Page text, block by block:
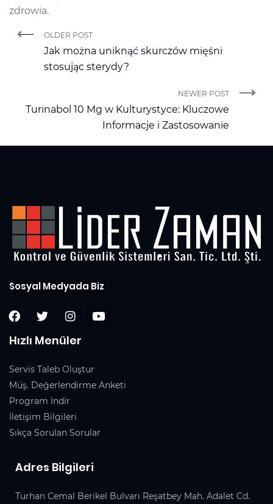
zdrowia.
OLDER POST
Jak można uniknąć skurczów mięśni
stosując sterydy?
NEWER POST
Turinabol 10 Mg w Kulturystyce: Kluczowe
Informacje i Zastosowanie
Sosyal Medyada Biz
Hızlı Menüler
Servis Taleb Oluştur
Müş. Değerlendirme Anketi
Program İndir
İletişim Bilgileri
Sıkça Sorulan Sorular
Adres Bilgileri
Turhan Cemal Berikel Bulvarı Reşatbey Mah. Adalet Cd.